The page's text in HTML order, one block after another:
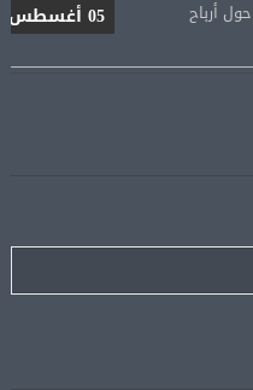
05 أغسطس
الممتاز 21 أغسطس.. وقمة الزمالك